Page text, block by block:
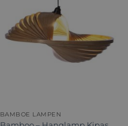
BAMBOE LAMPEN